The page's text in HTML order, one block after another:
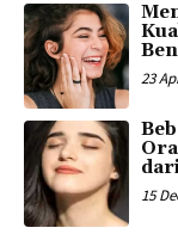
23
15